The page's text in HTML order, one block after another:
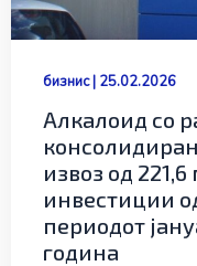
бизнис| 25.02.2026
Алкалоид со
извоз од
инвестиции
периодот
гoдина